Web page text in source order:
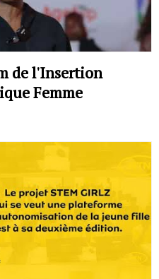
de l'Insertion
Femme